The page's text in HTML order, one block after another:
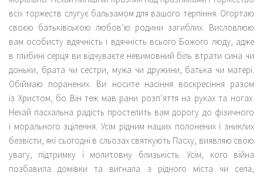
всіх торжеств слугує бальзамом для вашого терпіння. Огортаю
своєю батьківською любов’ю родини загиблих. Висловлюю
вам особисту вдячність і вдячність всього Божого люду, адже
в глибині серця ви відчуваєте невимовний біль втрати сина чи
доньки, брата чи сестри, мужа чи дружини, батька чи матері.
Обіймаю поранених. Ви носите насіння воскресіння разом
із Христом, бо Він теж мав рани розп’яття на руках та ногах.
Нехай пасхальна радість простелить вам дорогу до фізичного
і морального зцілення. Усім рідним наших полонених і зниклих
безвісти, які сьогодні в сльозах святкують Пасху, виявляю свою
увагу, підтримку і молитовну близькість. Усім, кого війна
позбавила домівки та вигнала з рідного міста чи села,